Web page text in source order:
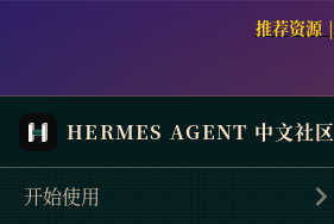
推荐资源 |
HERMES AGENT 中文社区
开始使用